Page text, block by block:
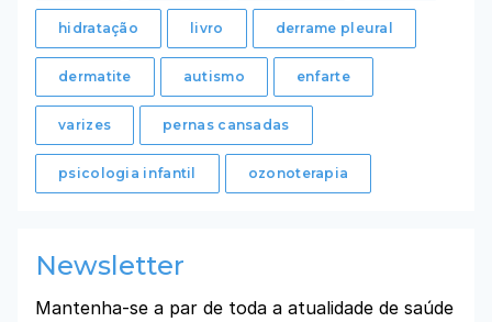
hidratação livro derrame pleural
dermatite autismo enfarte
varizes pernas cansadas
psicologia infantil ozonoterapia
Newsletter
Mantenha-se a par de toda a atualidade de saúde